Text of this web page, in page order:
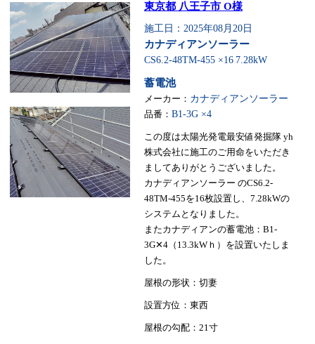
東京都 八王子市 O様
施工日：2025年08月20日
カナディアンソーラー
CS6.2-48TM-455 ×16 7.28kW
蓄電池
メーカー： カナディアンソーラー
品番： B1-3G ×4
この度は太陽光発電最安値発掘隊 yh
株式会社に施工のご用命をいただき
ましてありがとうございました。
カナディアンソーラー のCS6.2-
48TM-455を16枚設置し、7.28kWの
システムとなりました。
またカナディアンの蓄電池：B1-
3G✕4（13.3kWｈ）を設置いたしま
した。
屋根の形状：切妻
設置方位：東西
屋根の勾配：21寸